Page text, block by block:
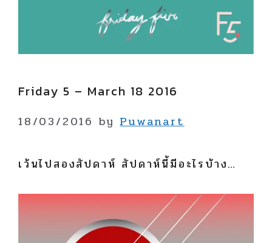
Friday 5 – March 18 2016
18/03/2016 byPuwanart
เว้นไปสองสัปดาห์ สัปดาห์นี้มีอะไรบ้าง…